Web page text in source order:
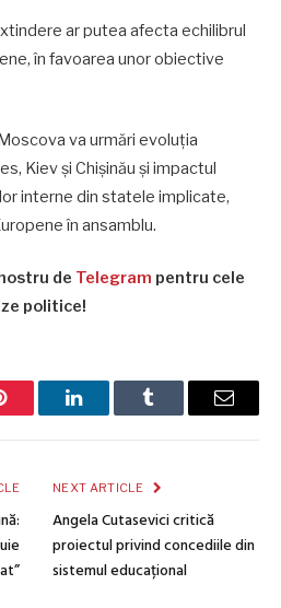
ar putea afecta echilibrul
în favoarea unor obiective
va urmări evoluția
Kiev și Chișinău și impactul
interne din statele implicate,
în ansamblu.
de Telegram pentru cele
politice!
LinkedInTumblr Email
NEXT ARTICLE
Angela Cutasevici critică
proiectul privind concediile din
sistemul educațional